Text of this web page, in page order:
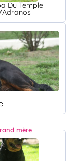
Du Temple
mère